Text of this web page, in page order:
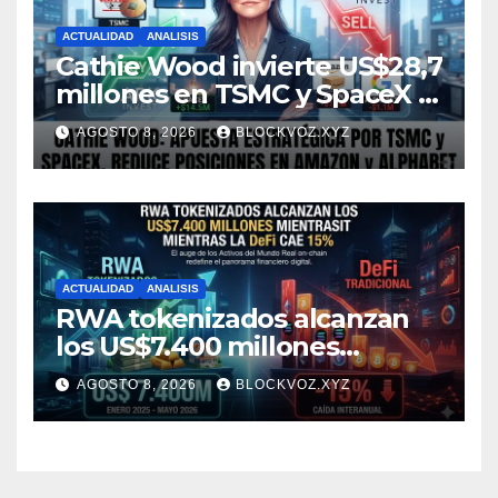
ACTUALIDAD ANALISIS
Cathie Wood invierte US$28,7
millones en TSMC y SpaceX y
reduce posiciones en
Amazon y Alphabet
AGOSTO 8, 2026 BLOCKVOZ.XYZ
ACTUALIDAD ANALISIS
RWA tokenizados alcanzan
los US$7.400 millones
mientras la DeFi cae 15%
AGOSTO 8, 2026 BLOCKVOZ.XYZ